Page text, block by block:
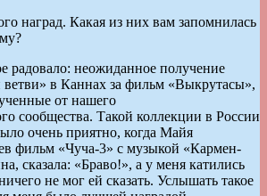
наград. Какая из них вам запомнилась
неожиданное получение
ветви» в Каннах за фильм «Выкрутасы»,
от нашего
сообщества. Такой коллекции в России
очень приятно, когда Майя
фильм «Чуча-3» с музыкой «Кармен-
сказала: «Браво!», а у меня катились
не мог ей сказать. Услышать такое